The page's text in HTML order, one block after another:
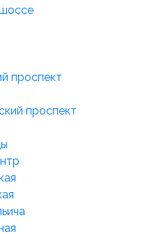
проспект
проспект